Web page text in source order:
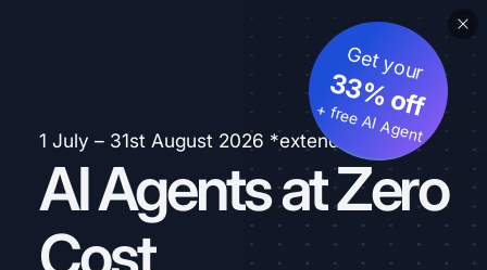
1 July – 31st August 2026 *extended
AI Agents at Zero
Get your
33% off
+ free AI Agent